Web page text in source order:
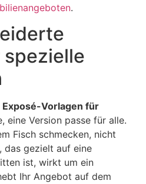
.
spezielle
Exposé-Vorlagen für
eine Version passe für alle.
Fisch schmecken, nicht
das gezielt auf eine
ist, wirkt um ein
Ihr Angebot auf dem